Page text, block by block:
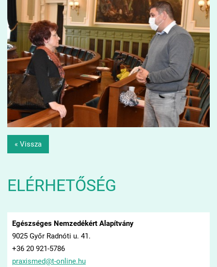
« Vissza
ELÉRHETŐSÉG
Egészséges Nemzedékért Alapítvány
9025 Győr Radnóti u. 41.
+36 20 921-5786
praxismed@t-online.hu